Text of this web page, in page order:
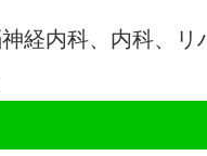
経内科、内科、リ